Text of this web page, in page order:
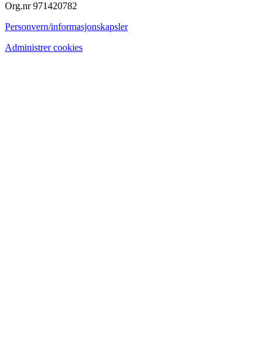
Org.nr 971420782
Personvern/informasjonskapsler
Administrer cookies